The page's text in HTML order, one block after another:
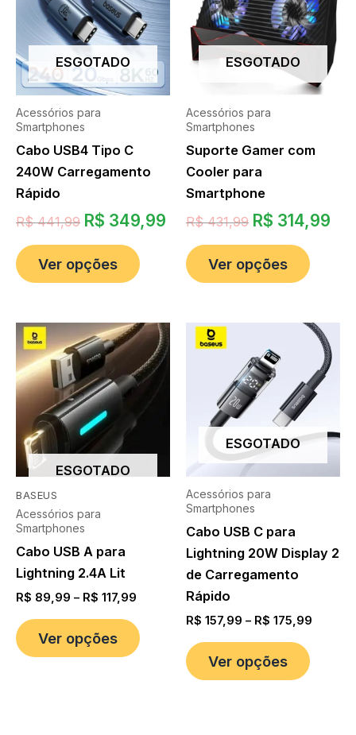
ESGOTADO
Acessórios para
Smartphones
Cabo USB4 Tipo C
240W Carregamento
Rápido
R$441,99 R$ 349,99
Ver opções
ESGOTADO
Acessórios para
Smartphones
Suporte Gamer com
Cooler para
Smartphone
R$431,99 R$ 314,99
Ver opções
BASEUS
ESGOTADO
Acessórios para
Smartphones
Cabo USB A para
Lightning 2.4A Lit
R$ 89,99 – R$ 117,99
Ver opções
ESGOTADO
Acessórios para
Smartphones
Cabo USB C para
Lightning 20W Display 2
de Carregamento
Rápido
R$ 157,99 – R$ 175,99
Ver opções